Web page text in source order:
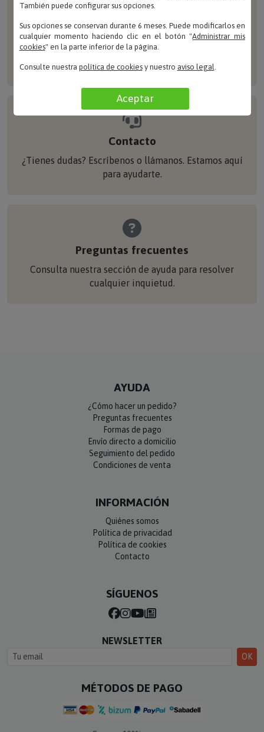
Pago seguro
Tus compras están protegidas con los más altos
estándares de seguridad.
Contacto
¿Tienes dudas? Escríbenos o llámanos. Estamos aquí
para ayudarte.
Preguntas frecuentes
Consulta nuestra sección de ayuda para resolver
cualquier inquietud.
AYUDA
¿Cómo hacer un pedido?
Preguntas frecuentes
Formas de pago
Envío directo a domicilio
Seguimiento del pedido
Condiciones de venta
INFORMACIÓN
Quiénes somos
Política de privacidad
Política de cookies
Contacto
SÍGUENOS
NEWSLETTER
OK
MÉTODOS DE PAGO
También puede configurar sus opciones.
Sus opciones se conservan durante 6 meses. Puede modificarlos en
cualquier momento haciendo clic en el botón "Administrar mis
cookies" en la parte inferior de la página.
Consulte nuestra política de cookiesy nuestro aviso legal
Aceptar